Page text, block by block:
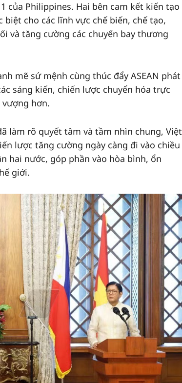
của Philippines. Hai bên cam kết kiến tạo
cho các lĩnh vực chế biến, chế tạo,
và tăng cường các chuyến bay thương
mẽ sứ mệnh cùng thúc đẩy ASEAN phát
sáng kiến, chiến lược chuyển hóa trực
hơn.
làm rõ quyết tâm và tầm nhìn chung, Việt
lược tăng cường ngày càng đi vào chiều
hai nước, góp phần vào hòa bình, ổn
giới.